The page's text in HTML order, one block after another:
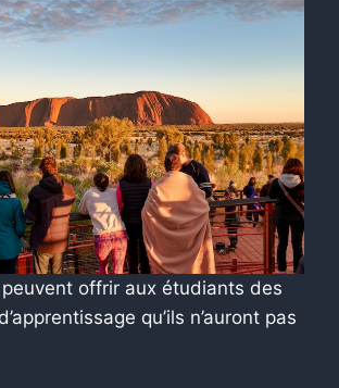
offrir aux étudiants des
qu’ils n’auront pas